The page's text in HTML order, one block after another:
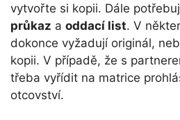
vytvořte si kopii. Dále
průkaz a oddací list. V
dokonce vyžadují originál,
kopii. V případě, že s
třeba vyřídit na matrice
otcovství.